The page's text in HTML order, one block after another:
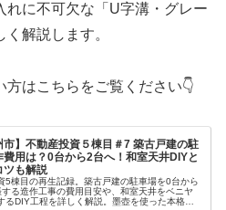
れに不可欠な「U字溝・グレー
解説します。
はこちらをご覧ください👇
市】不動産投資５棟目＃7 築古戸建の駐
費用は？0台から2台へ！和室天井DIYと
ツも解説
5棟目の再生記録。築古戸建の駐車場を0台から
る造作工事の費用目安や、和室天井をベニヤ
るDIY工程を詳しく解説。墨壺を使った本格的